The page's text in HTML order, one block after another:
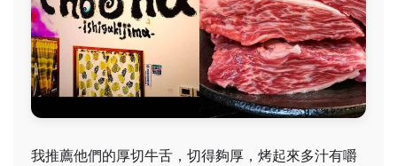
我推薦他們的厚切牛舌，切得夠厚，烤起來多汁有嚼